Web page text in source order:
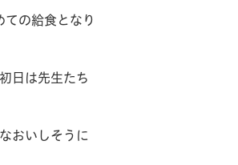
の給食となり
日は先生たち
おいしそうに